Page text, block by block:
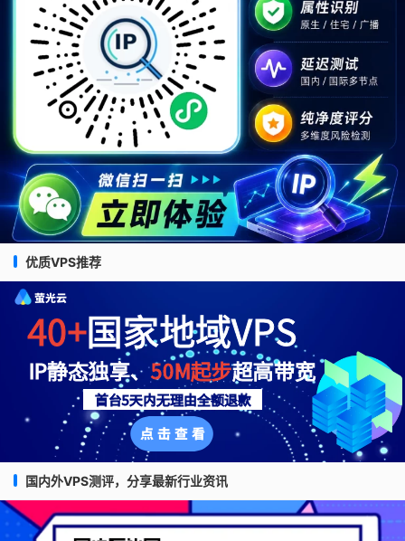
优质VPS推荐
国内外VPS测评，分享最新行业资讯